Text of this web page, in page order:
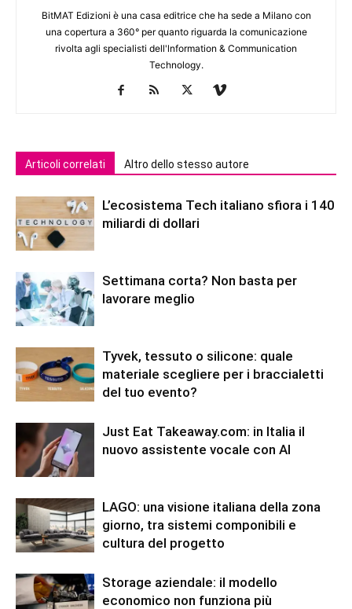
BitMAT Edizioni è una casa editrice che ha sede a Milano con
una copertura a 360° per quanto riguarda la comunicazione
rivolta agli specialisti dell'lnformation & Communication
Technology.
Articoli correlati Altro dello stesso autore
L’ecosistema Tech italiano sfiora i 140
miliardi di dollari
Settimana corta? Non basta per
lavorare meglio
Tyvek, tessuto o silicone: quale
materiale scegliere per i braccialetti
del tuo evento?
Just Eat Takeaway.com: in Italia il
nuovo assistente vocale con AI
LAGO: una visione italiana della zona
giorno, tra sistemi componibili e
cultura del progetto
Storage aziendale: il modello
economico non funziona più